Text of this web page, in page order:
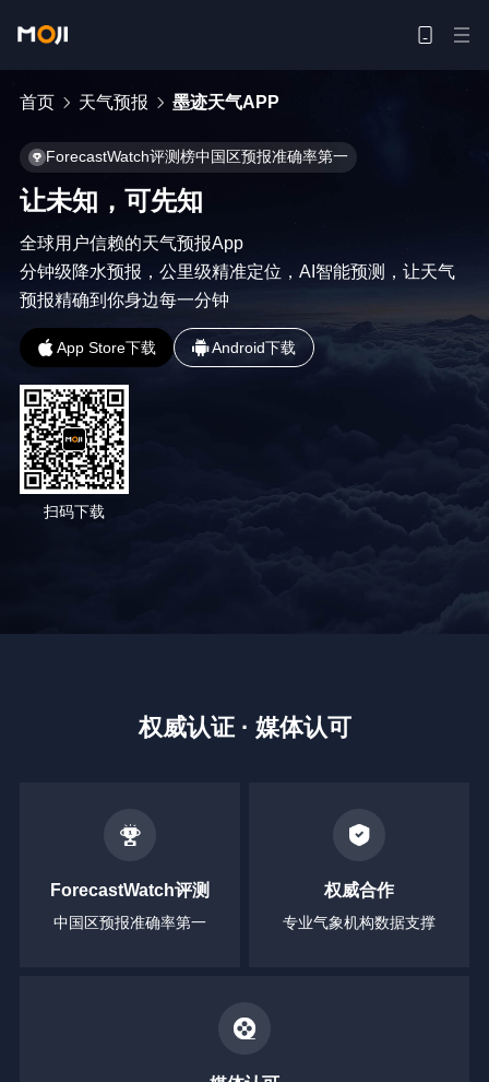
首页 天气预报 墨迹天气APP
ForecastWatch评测榜中国区预报准确率第一
让未知，可先知
全球用户信赖的天气预报App
分钟级降水预报，公里级精准定位，AI智能预测，让天气
预报精确到你身边每一分钟
App Store下载 Android下载
扫码下载
权威认证 · 媒体认可
ForecastWatch评测
中国区预报准确率第一
权威合作
专业气象机构数据支撑